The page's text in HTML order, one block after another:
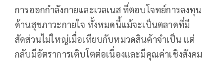
การออกกำลังกายและเวลเนส ที่ตอบโจทย์การลงทุน
ด้านสุขภาวะกายใจ ทั้งหมดนี้แม้จะเป็นตลาดที่มี
สัดส่วนไม่ใหญ่เมื่อเทียบกับหมวดสินค้าจำเป็น แต่
กลับมีอัตราการเติบโตต่อเนื่องและมีคุณค่าเชิงสังคม